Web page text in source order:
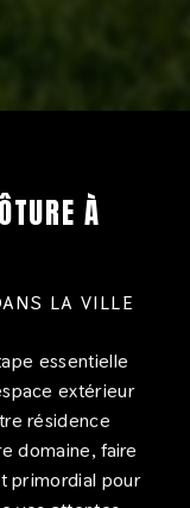
À
LA VILLE
essentielle
extérieur
résidence
domaine, faire
primordial pour